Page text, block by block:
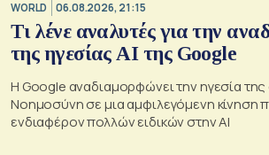
WORLD 06.08.2026, 21:15
Τι λένε αναλυτές για την
της ηγεσίας ΑΙ της Google
Η Google αναδιαμορφώνει την ηγεσία
Νοημοσύνη σε μια αμφιλεγόμενη κίνηση
ενδιαφέρον πολλών ειδικών στην ΑΙ